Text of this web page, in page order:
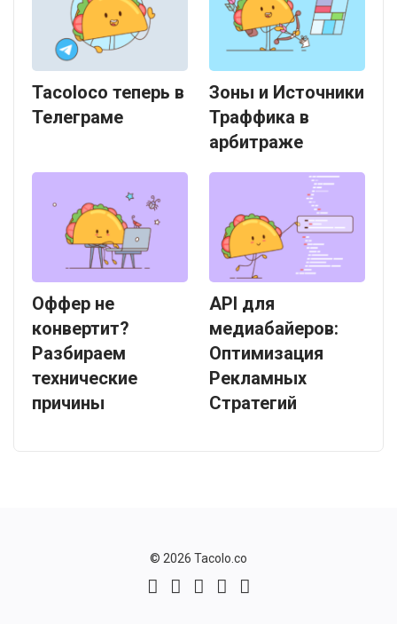
Tacoloco теперь в
Телеграме
Зоны и Источники
Траффика в
арбитраже
Оффер не
конвертит?
Разбираем
технические
причины
API для
медиабайеров:
Оптимизация
Рекламных
Стратегий
© 2026 Tacolo.co